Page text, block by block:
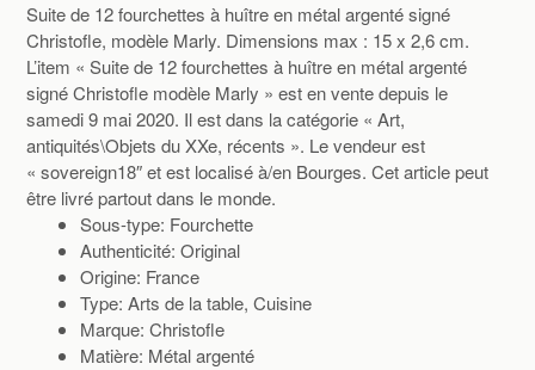
Suite de 12 fourchettes à huître en métal argenté signé
Christofle, modèle Marly. Dimensions max : 15 x 2,6 cm.
L’item « Suite de 12 fourchettes à huître en métal argenté
signé Christofle modèle Marly » est en vente depuis le
samedi 9 mai 2020. Il est dans la catégorie « Art,
antiquités\Objets du XXe, récents ». Le vendeur est
« sovereign18″ et est localisé à/en Bourges. Cet article peut
être livré partout dans le monde.
Sous-type: Fourchette
Authenticité: Original
Origine: France
Type: Arts de la table, Cuisine
Marque: Christofle
Matière: Métal argenté